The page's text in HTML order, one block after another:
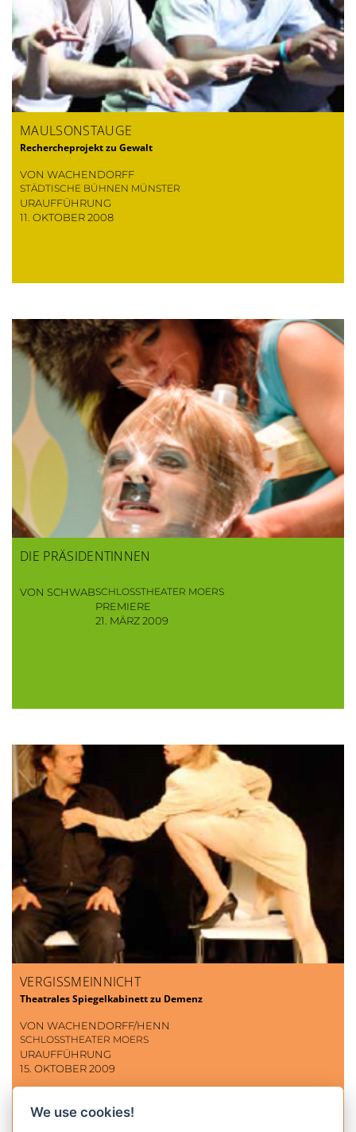
MAULSONSTAUGE
Rechercheprojekt zu Gewalt
VON WACHENDORFF
STÄDTISCHE BÜHNEN MÜNSTER
URAUFFÜHRUNG
11. OKTOBER 2008
DIE PRÄSIDENTINNEN
VON SCHWABSCHLOSSTHEATER MOERS
PREMIERE
21. MÄRZ 2009
VERGISSMEINNICHT
Theatrales Spiegelkabinett zu Demenz
VON WACHENDORFF/HENN
SCHLOSSTHEATER MOERS
URAUFFÜHRUNG
15. OKTOBER 2009
We use cookies!